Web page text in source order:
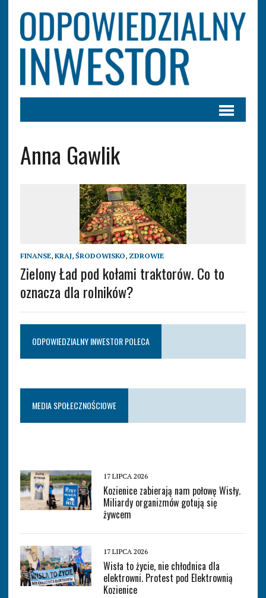
Anna Gawlik
FINANSE, KRAJ, ŚRODOWISKO, ZDROWIE
Zielony Ład pod kołami traktorów. Co to
oznacza dla rolników?
ODPOWIEDZIALNY INWESTOR POLECA
MEDIA SPOŁECZNOŚCIOWE
17 LIPCA 2026
Kozienice zabierają nam połowę Wisły.
Miliardy organizmów gotują się
żywcem
17 LIPCA 2026
Wisła to życie, nie chłodnica dla
elektrowni. Protest pod Elektrownią
Kozienice